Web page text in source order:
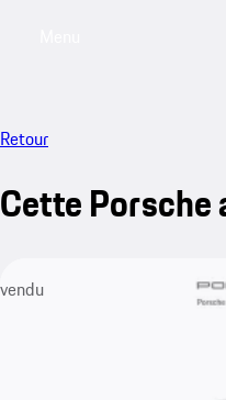
Retour
Cette Porsche
vendu